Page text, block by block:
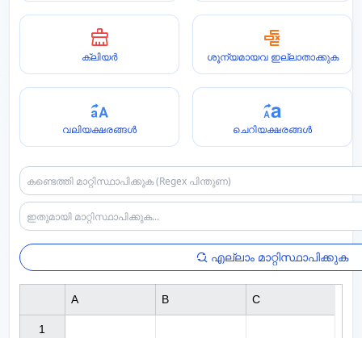
ക്ലിയർ ശൂന്യമായവ ഇല്ലാതാക്കുക
വലിയക്ഷരങ്ങൾ ചെറിയക്ഷരങ്ങൾ
എല്ലാം മാറ്റിസ്ഥാപിക്കുക
1
A B C